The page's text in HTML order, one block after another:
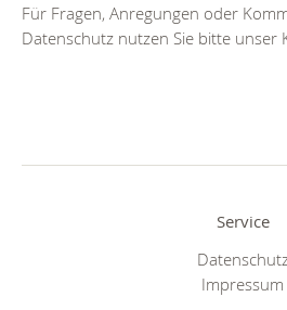
Für Fragen, Anregungen oder
Datenschutz nutzen Sie bitte unser
Service
Impressum